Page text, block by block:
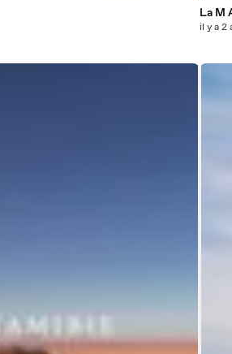
La M
il y a 2